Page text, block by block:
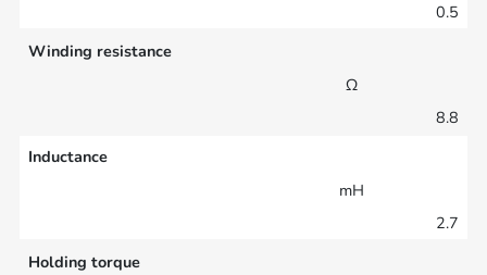
0.5
Winding resistance
Ω
8.8
Inductance
mH
2.7
Holding torque